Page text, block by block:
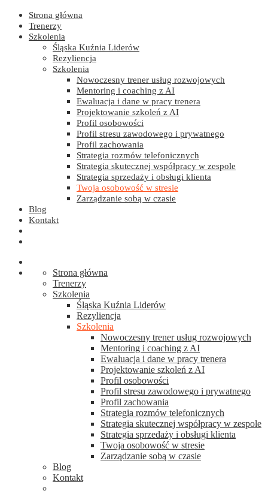
Strona główna
Trenerzy
Szkolenia
Śląska Kuźnia Liderów
Rezyliencja
Szkolenia
Nowoczesny trener usług rozwojowych
Mentoring i coaching z AI
Ewaluacja i dane w pracy trenera
Projektowanie szkoleń z AI
Profil osobowości
Profil stresu zawodowego i prywatnego
Profil zachowania
Strategia rozmów telefonicznych
Strategia skutecznej współpracy w zespole
Strategia sprzedaży i obsługi klienta
Twoja osobowość w stresie
Zarządzanie sobą w czasie
Blog
Kontakt
Strona główna
Trenerzy
Szkolenia
Śląska Kuźnia Liderów
Rezyliencja
Szkolenia
Nowoczesny trener usług rozwojowych
Mentoring i coaching z AI
Ewaluacja i dane w pracy trenera
Projektowanie szkoleń z AI
Profil osobowości
Profil stresu zawodowego i prywatnego
Profil zachowania
Strategia rozmów telefonicznych
Strategia skutecznej współpracy w zespole
Strategia sprzedaży i obsługi klienta
Twoja osobowość w stresie
Zarządzanie sobą w czasie
Blog
Kontakt